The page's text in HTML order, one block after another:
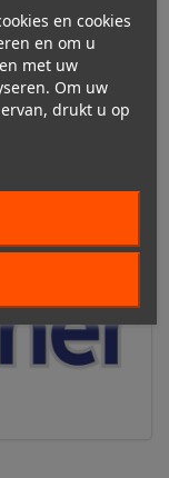
en cookies
en om u
met uw
Om uw
drukt u op